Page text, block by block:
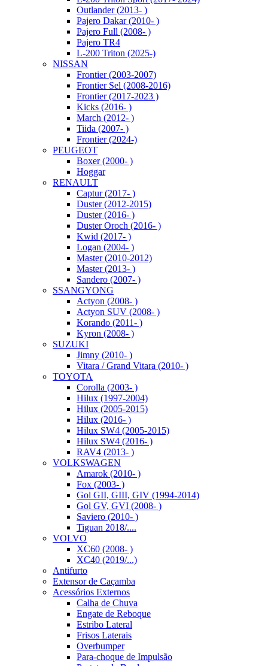
Outlander (2013- )
Pajero Dakar (2010- )
Pajero Full (2008- )
Pajero TR4
L-200 Triton (2025-)
NISSAN
Frontier (2003-2007)
Frontier Sel (2008-2016)
Frontier (2017-2023 )
Kicks (2016- )
March (2012- )
Tiida (2007- )
Frontier (2024-)
PEUGEOT
Boxer (2000- )
Hoggar
RENAULT
Captur (2017- )
Duster (2012-2015)
Duster (2016- )
Duster Oroch (2016- )
Kwid (2017- )
Logan (2004- )
Master (2010-2012)
Master (2013- )
Sandero (2007- )
SSANGYONG
Actyon (2008- )
Actyon SUV (2008- )
Korando (2011- )
Kyron (2008- )
SUZUKI
Jimny (2010- )
Vitara / Grand Vitara (2010- )
TOYOTA
Corolla (2003- )
Hilux (1997-2004)
Hilux (2005-2015)
Hilux (2016- )
Hilux SW4 (2005-2015)
Hilux SW4 (2016- )
RAV4 (2013- )
VOLKSWAGEN
Amarok (2010- )
Fox (2003- )
Gol GII, GIII, GIV (1994-2014)
Gol GV, GVI (2008- )
Saviero (2010- )
Tiguan 2018/....
VOLVO
XC60 (2008- )
XC40 (2019/...)
Antifurto
Extensor de Caçamba
Acessórios Externos
Calha de Chuva
Engate de Reboque
Estribo Lateral
Frisos Laterais
Overbumper
Para-choque de Impulsão